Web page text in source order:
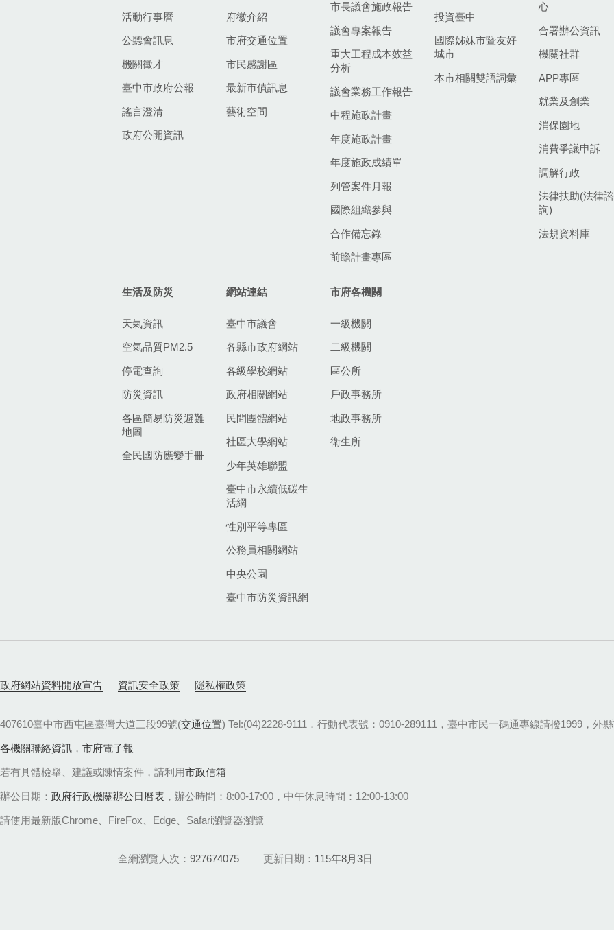
活動行事曆
公聽會訊息
機關徵才
臺中市政府公報
謠言澄清
政府公開資訊
府徽介紹
市府交通位置
市民感謝區
最新市債訊息
藝術空間
市長議會施政報告
議會專案報告
重大工程成本效益
分析
議會業務工作報告
中程施政計畫
年度施政計畫
年度施政成績單
列管案件月報
國際組織參與
合作備忘錄
前瞻計畫專區
投資臺中
國際姊妹市暨友好
城市
本市相關雙語詞彙
心
合署辦公資訊
機關社群
APP專區
就業及創業
消保園地
消費爭議申訴
調解行政
法律扶助(法律諮
詢)
法規資料庫
生活及防災
天氣資訊
空氣品質PM2.5
停電查詢
防災資訊
各區簡易防災避難
地圖
全民國防應變手冊
網站連結
臺中市議會
各縣市政府網站
各級學校網站
政府相關網站
民間團體網站
社區大學網站
少年英雄聯盟
臺中市永續低碳生
活網
性別平等專區
公務員相關網站
中央公園
臺中市防災資訊網
市府各機關
一級機關
二級機關
區公所
戶政事務所
地政事務所
衛生所
政府網站資料開放宣告 資訊安全政策 隱私權政策
407610臺中市西屯區臺灣大道三段99號(交通位置) Tel:(04)2228-9111．行動代表號：0910-289111，臺中市民一碼通專線請撥1999，外
各機關聯絡資訊 ， 市府電子報
若有具體檢舉、建議或陳情案件，請利用市政信箱
辦公日期： 政府行政機關辦公日曆表 ，辦公時間：8:00-17:00，中午休息時間：12:00-13:00
請使用最新版Chrome、FireFox、Edge、Safari瀏覽器瀏覽
全網瀏覽人次 927674075 更新日期 115年8月3日